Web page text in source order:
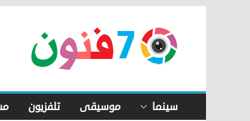
content
سينما موسيقى تلفزيون